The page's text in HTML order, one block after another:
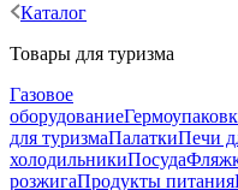
Каталог
Товары для туризма
Газовое
оборудование
для туризмаПалаткиПечи
холодильникиПосуда
розжигаПродукты питания